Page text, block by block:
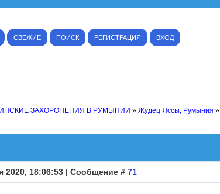
СВЕЖИЕ ПОИСК РЕГИСТРАЦИЯ ВХОД
ЗАХОРОНЕНИЯ В РУМЫНИИ » Жудец Яссы, Румыния »
2020, 18:06:53 | Сообщение # 71